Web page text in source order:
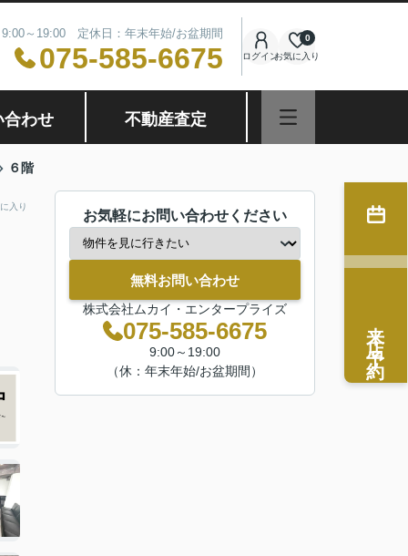
～19:00 定休日：年末年始/お盆期間
075-585-6675 ログインお気に入り
0
合わせ 不動産査定
６階
入り
お気軽にお問い合わせください
無料お問い合わせ
株式会社ムカイ・エンタープライズ
075-585-6675
9:00～19:00
（休：年末年始/お盆期間）
来店予約